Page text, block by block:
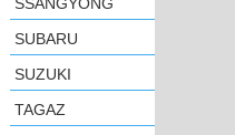
SUBARU
SUZUKI
TAGAZ